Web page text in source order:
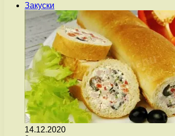
Закуски
14.12.2020